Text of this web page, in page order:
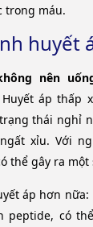
trong máu.
huyết
nên
áp thấp
thái nghỉ
xỉu. Với
thể gây ra một
áp hơn nữa:
peptide, có